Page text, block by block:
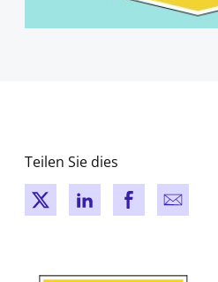
Teilen Sie dies
New windowNew window
New window
New